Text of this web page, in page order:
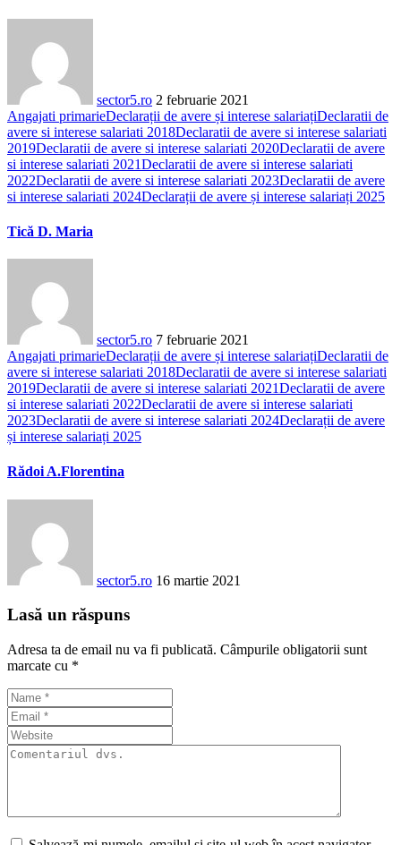
sector5.ro 2 februarie 2021
Angajati primarieDeclarații de avere și interese salariațiDeclaratii de
avere si interese salariati 2018Declaratii de avere si interese salariati
2019Declaratii de avere si interese salariati 2020Declaratii de avere
si interese salariati 2021Declaratii de avere si interese salariati
2022Declaratii de avere si interese salariati 2023Declaratii de avere
si interese salariati 2024Declarații de avere și interese salariați 2025
Tică D. Maria
sector5.ro 7 februarie 2021
Angajati primarieDeclarații de avere și interese salariațiDeclaratii de
avere si interese salariati 2018Declaratii de avere si interese salariati
2019Declaratii de avere si interese salariati 2021Declaratii de avere
si interese salariati 2022Declaratii de avere si interese salariati
2023Declaratii de avere si interese salariati 2024Declarații de avere
și interese salariați 2025
Rădoi A.Florentina
sector5.ro 16 martie 2021
Lasă un răspuns
Adresa ta de email nu va fi publicată. Câmpurile obligatorii sunt
marcate cu *